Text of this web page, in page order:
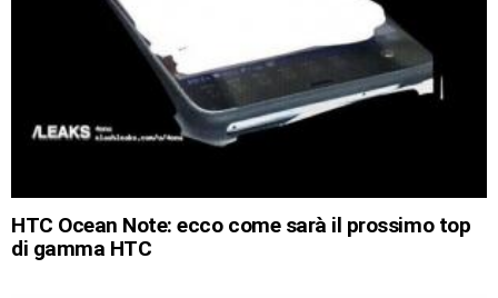
HTC Ocean Note: ecco come sarà il prossimo top
di gamma HTC